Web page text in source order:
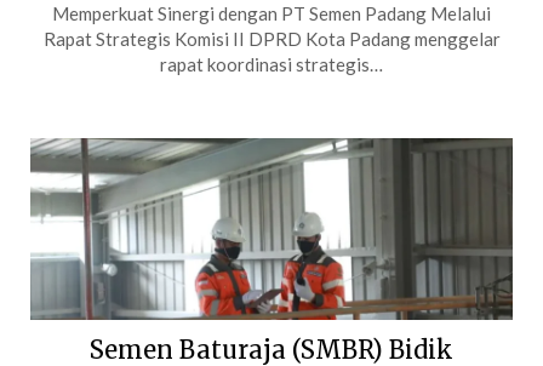
Memperkuat Sinergi dengan PT Semen Padang Melalui
Rapat Strategis Komisi II DPRD Kota Padang menggelar
rapat koordinasi strategis…
Semen Baturaja (SMBR) Bidik